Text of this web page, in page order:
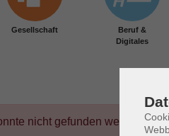
Gesellschaft
Beruf &
Digitales
nicht gefunden werden.